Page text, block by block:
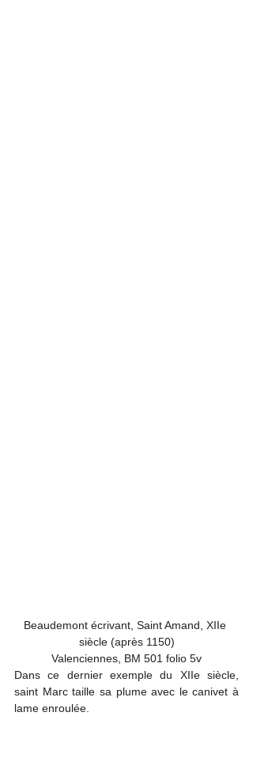
Beaudemont écrivant, Saint Amand, XIIe
siècle (après 1150)
Valenciennes, BM 501 folio 5v
Dans ce dernier exemple du XIIe siècle,
saint Marc taille sa plume avec le canivet à
lame enroulée.